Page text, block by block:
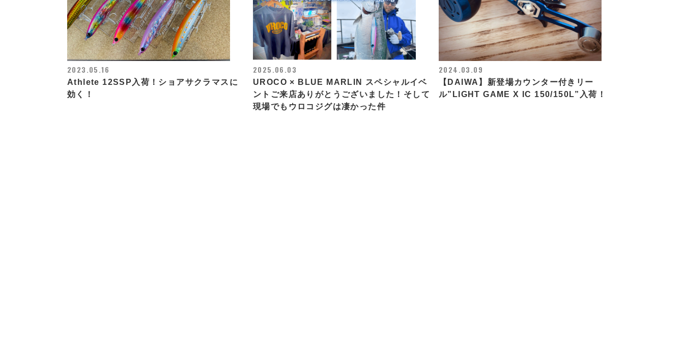
2023.05.16
Athlete 12SSP入荷！ショアサクラマスに
効く！
2025.06.03
UROCO × BLUE MARLIN スペシャルイベ
ントご来店ありがとうございました！そして
現場でもウロコジグは凄かった件
2024.03.09
【DAIWA】新登場カウンター付きリー
ル”LIGHT GAME X IC 150/150L”入荷！